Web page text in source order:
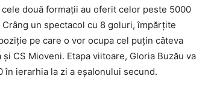
două formaţii au oferit celor peste 5000
un spectacol cu 8 goluri, împărţite
pe care o vor ocupa cel puţin câteva
CS Mioveni. Etapa viitoare, Gloria Buzău va
în ierarhia la zi a eşalonului secund.